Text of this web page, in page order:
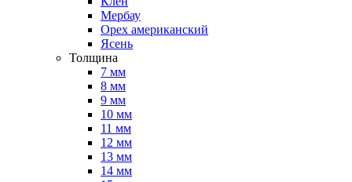
Мербау
Орех американский
Ясень
Толщина
7 мм
8 мм
9 мм
10 мм
11 мм
12 мм
13 мм
14 мм